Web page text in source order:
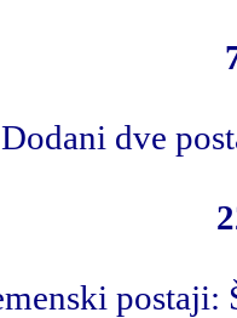
Dodani dve
postaji: